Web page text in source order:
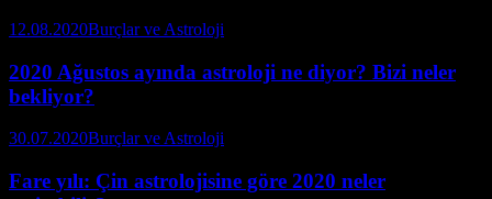
12.08.2020Burçlar ve Astroloji
2020 Ağustos ayında astroloji ne diyor? Bizi neler
bekliyor?
30.07.2020Burçlar ve Astroloji
Fare yılı: Çin astrolojisine göre 2020 neler